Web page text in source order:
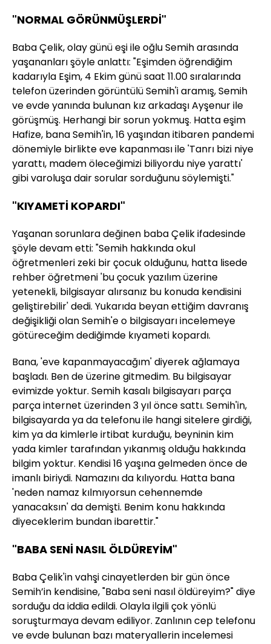
"NORMAL GÖRÜNMÜŞLERDİ"
Baba Çelik, olay günü eşi ile oğlu Semih arasında
yaşananları şöyle anlattı: "Eşimden öğrendiğim
kadarıyla Eşim, 4 Ekim günü saat 11.00 sıralarında
telefon üzerinden görüntülü Semih'i aramış, Semih
ve evde yanında bulunan kız arkadaşı Ayşenur ile
görüşmüş. Herhangi bir sorun yokmuş. Hatta eşim
Hafize, bana Semih'in, 16 yaşından itibaren pandemi
dönemiyle birlikte eve kapanması ile 'Tanrı bizi niye
yarattı, madem öleceğimizi biliyordu niye yarattı'
gibi varoluşa dair sorular sorduğunu söylemişti."
"KIYAMETİ KOPARDI"
Yaşanan sorunlara değinen baba Çelik ifadesinde
şöyle devam etti: "Semih hakkında okul
öğretmenleri zeki bir çocuk olduğunu, hatta lisede
rehber öğretmeni 'bu çocuk yazılım üzerine
yetenekli, bilgisayar alırsanız bu konuda kendisini
geliştirebilir' dedi. Yukarıda beyan ettiğim davranış
değişikliği olan Semih'e o bilgisayarı incelemeye
götüreceğim dediğimde kıyameti kopardı.
Bana, 'eve kapanmayacağım' diyerek ağlamaya
başladı. Ben de üzerine gitmedim. Bu bilgisayar
evimizde yoktur. Semih kasalı bilgisayarı parça
parça internet üzerinden 3 yıl önce sattı. Semih'in,
bilgisayarda ya da telefonu ile hangi sitelere girdiği,
kim ya da kimlerle irtibat kurduğu, beyninin kim
yada kimler tarafından yıkanmış olduğu hakkında
bilgim yoktur. Kendisi 16 yaşına gelmeden önce de
imanlı biriydi. Namazını da kılıyordu. Hatta bana
'neden namaz kılmıyorsun cehennemde
yanacaksın' da demişti. Benim konu hakkında
diyeceklerim bundan ibarettir."
"BABA SENİ NASIL ÖLDÜREYİM"
Baba Çelik'in vahşi cinayetlerden bir gün önce
Semih’in kendisine, "Baba seni nasıl öldüreyim?" diye
sorduğu da iddia edildi. Olayla ilgili çok yönlü
soruşturmaya devam ediliyor. Zanlının cep telefonu
ve evde bulunan bazı materyallerin incelemesi